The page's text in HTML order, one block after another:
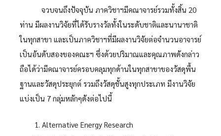
จวบจนถึงปัจจุบัน ภาควิชาฯมีคณาจารย์รวมทั้งสิ้น 20
ท่าน มีผลงานวิจัยที่ได้รับรางวัลทั้งในระดับชาติและนานาชาติ
ในทุกสาขา และเป็นภาควิชาฯที่มีผลงานวิจัยต่อจำนวนอาจารย์
เป็นอันดับสองของคณะฯ ซึ่งด้วยปริมาณและคุณภาพดังกล่าว
ถือได้ว่ามีคณาจารย์ครอบคลุมทุกด้านในทุกสาขาของวัสดุพื้น
ฐานและวัสดุประยุกต์ รวมถึงวัสดุชั้นสูงทุกประเภท มีงานวิจัย
แบ่งเป็น 7 กลุ่มหลักๆดังต่อไปนี้
Alternative Energy Research